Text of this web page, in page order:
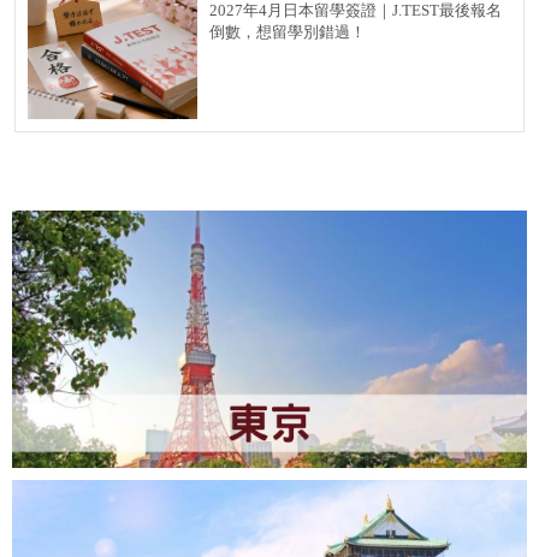
2027年4月日本留學簽證｜J.TEST最後報名
倒數，想留學別錯過！